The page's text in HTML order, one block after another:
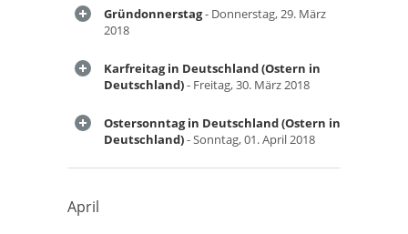
Gründonnerstag- Donnerstag, 29. März
2018
Karfreitag in Deutschland (Ostern in
Deutschland)- Freitag, 30. März 2018
Ostersonntag in Deutschland (Ostern in
Deutschland)- Sonntag, 01. April 2018
April